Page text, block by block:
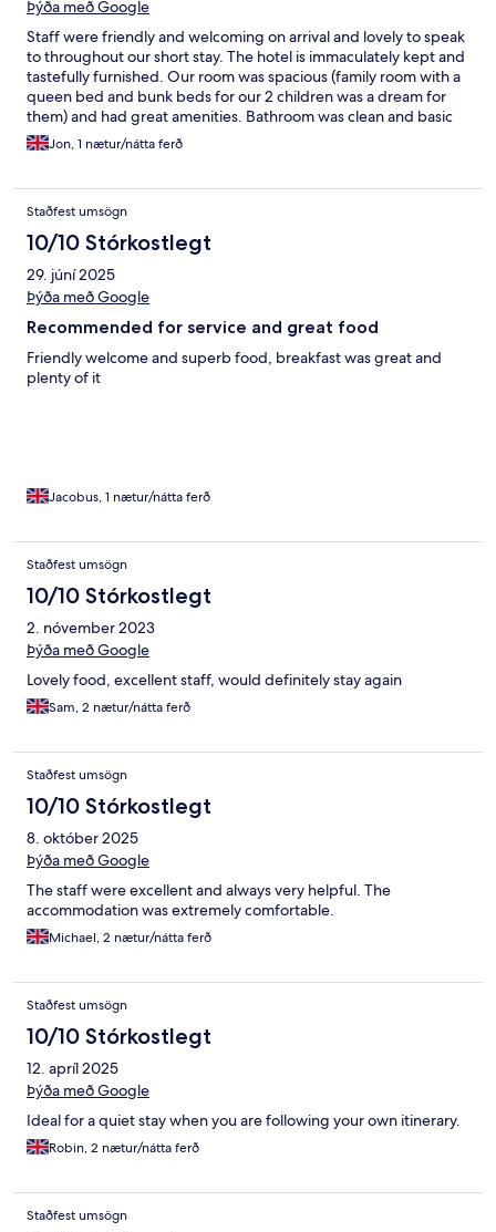
Þýða með Google
Staff were friendly and welcoming on arrival and lovely to speak
to throughout our short stay. The hotel is immaculately kept and
tastefully furnished. Our room was spacious (family room with a
queen bed and bunk beds for our 2 children was a dream for
them) and had great amenities. Bathroom was clean and basic
toiletries were supplied along with shaving and dental kits.
Enjoyed our short stay and would highly recommned.
Jon, 1 nætur/nátta ferð
Staðfest umsögn
10/10 Stórkostlegt
29. júní 2025
Þýða með Google
Recommended for service and great food
Friendly welcome and superb food, breakfast was great and
plenty of it
Jacobus, 1 nætur/nátta ferð
Staðfest umsögn
10/10 Stórkostlegt
2. nóvember 2023
Þýða með Google
Lovely food, excellent staff, would definitely stay again
Sam, 2 nætur/nátta ferð
Staðfest umsögn
10/10 Stórkostlegt
8. október 2025
Þýða með Google
The staff were excellent and always very helpful. The
accommodation was extremely comfortable.
Michael, 2 nætur/nátta ferð
Staðfest umsögn
10/10 Stórkostlegt
12. apríl 2025
Þýða með Google
Ideal for a quiet stay when you are following your own itinerary.
Robin, 2 nætur/nátta ferð
Staðfest umsögn